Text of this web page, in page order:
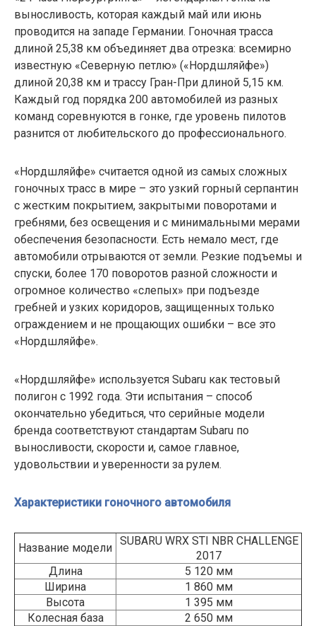
выносливость, которая каждый май или июнь
проводится на западе Германии. Гоночная трасса
длиной 25,38 км объединяет два отрезка: всемирно
известную «Северную петлю» («Нордшляйфе»)
длиной 20,38 км и трассу Гран-При длиной 5,15 км.
Каждый год порядка 200 автомобилей из разных
команд соревнуются в гонке, где уровень пилотов
разнится от любительского до профессионального.
«Нордшляйфе» считается одной из самых сложных
гоночных трасс в мире – это узкий горный серпантин
с жестким покрытием, закрытыми поворотами и
гребнями, без освещения и с минимальными мерами
обеспечения безопасности. Есть немало мест, где
автомобили отрываются от земли. Резкие подъемы и
спуски, более 170 поворотов разной сложности и
огромное количество «слепых» при подъезде
гребней и узких коридоров, защищенных только
ограждением и не прощающих ошибки – все это
«Нордшляйфе».
«Нордшляйфе» используется Subaru как тестовый
полигон с 1992 года. Эти испытания – способ
окончательно убедиться, что серийные модели
бренда соответствуют стандартам Subaru по
выносливости, скорости и, самое главное,
удовольствии и уверенности за рулем.
Характеристики гоночного автомобиля
Название модели
SUBARU WRX STI NBR CHALLENGE
2017
Длина
5 120 мм
Ширина
1 860 мм
Высота
1 395 мм
Колесная база
2 650 мм